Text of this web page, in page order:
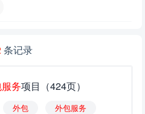
条记录
服务项目（424页）
外包 外包服务